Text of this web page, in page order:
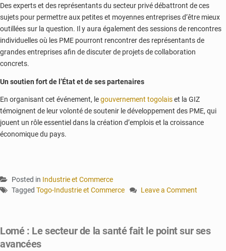
Des experts et des représentants du secteur privé débattront de ces
sujets pour permettre aux petites et moyennes entreprises d’être mieux
outillées sur la question. Il y aura également des sessions de rencontres
individuelles où les PME pourront rencontrer des représentants de
grandes entreprises afin de discuter de projets de collaboration
concrets.
Un soutien fort de l’État et de ses partenaires
En organisant cet événement, legouvernement togolaiset la GIZ
témoignent de leur volonté de soutenir le développement des PME, qui
jouent un rôle essentiel dans la création d’emplois et la croissance
économique du pays.
Posted in Industrie et Commerce
Tagged Togo-Industrie et Commerce
Leave a Comment
Un
Lomé : Le secteur de la santé fait le point sur ses
avancées